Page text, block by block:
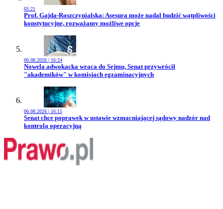
05:21
Przejdź do artykułu:
Prof. Gajda-Roszczynialska: Asesura może nadal budzić wątpliwości
konstytucyjne, rozważamy możliwe opcje
06.08.2026 | 16:24
Przejdź do artykułu:
Nowela adwokacka wraca do Sejmu, Senat przywrócił
"akademików" w komisjach egzaminacyjnych
06.08.2026 | 16:15
Przejdź do artykułu:
Senat chce poprawek w ustawie wzmacniającej sądowy nadzór nad
kontrolą operacyjną